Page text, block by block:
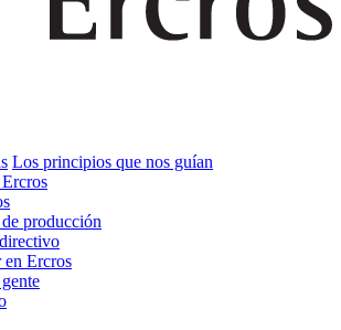
Los principios que nos guían
producción
en Ercros